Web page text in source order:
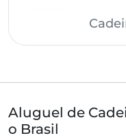
Aluguel de
o Brasil